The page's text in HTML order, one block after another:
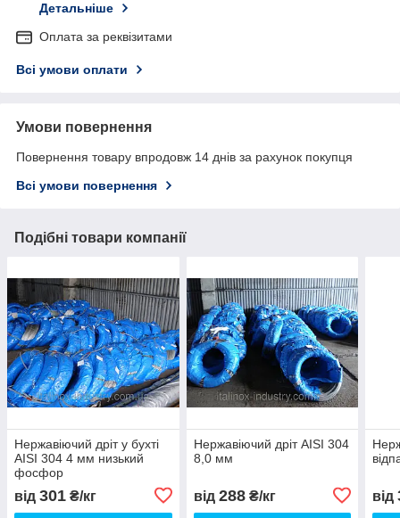
Детальніше
Оплата за реквізитами
Всі умови оплати
Умови повернення
Повернення товару впродовж 14 днів за рахунок покупця
Всі умови повернення
Подібні товари компанії
Нержавіючий дріт у бухті
AISI 304 4 мм низький
фосфор
від 301 ₴/кг
Нержавіючий дріт AISI 304
8,0 мм
від 288₴/кг від